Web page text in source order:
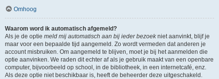
Omhoog
Waarom word ik automatisch afgemeld?
Als je de optie meld mij automatisch aan bij ieder bezoekniet aanvinkt, blijf je
maar voor een bepaalde tijd aangemeld. Zo wordt vermeden dat anderen je
account misbruiken. Om aangemeld te blijven, moet je bij het aanmelden die
optie aanvinken. We raden dit echter af als je gebruik maakt van een openbare
computer, bijvoorbeeld op school, in de bibliotheek, in een internetcafé, enz.
Als deze optie niet beschikbaar is, heeft de beheerder deze uitgeschakeld.